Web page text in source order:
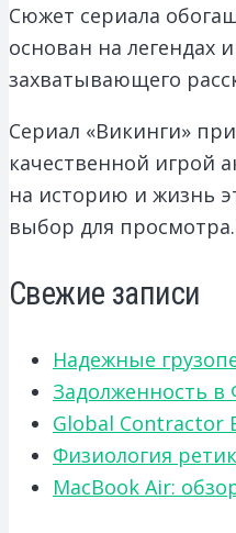
Сюжет сериала
основан на легендах
захватывающего
Сериал «Викинги»
качественной игрой
на историю и жизнь
выбор для
Свежие записи
Надежные
Задолженность в
Global Contractor
Физиология
MacBook Air: